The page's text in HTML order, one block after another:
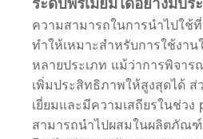
ความสามารถในการนำไปใช้
ทำให้เหมาะสำหรับการใช้งา
หลายประเภท แม้ว่าการพิจาร
เพิ่มประสิทธิภาพให้สูงสุดได้
เยี่ยมและมีความเสถียรในช่ว
สามารถนำไปผสมในผลิตภัณ